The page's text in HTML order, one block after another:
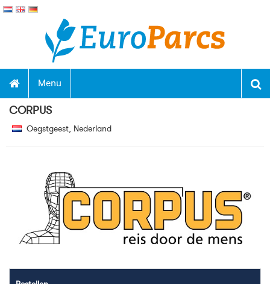
Menu
CORPUS
Oegstgeest, Nederland